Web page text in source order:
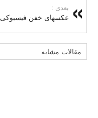
بعدی :
عکسهای خفن فیسبوکی 95
مقالات مشابه